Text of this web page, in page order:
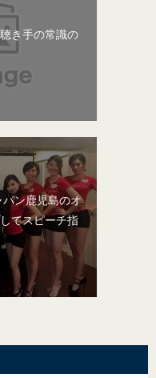
き手の常識の
ン鹿児島のオ
てスピーチ指